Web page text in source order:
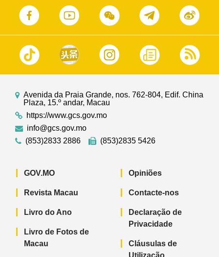
Avenida da Praia Grande, nos. 762-804, Edif. China
Plaza, 15.º andar, Macau
https://www.gcs.gov.mo
info@gcs.gov.mo
(853)2833 2886
(853)2835 5426
GOV.MO
Revista Macau
Livro do Ano
Livro de Fotos de
Macau
Opiniões
Contacte-nos
Declaração de
Privacidade
Cláusulas de